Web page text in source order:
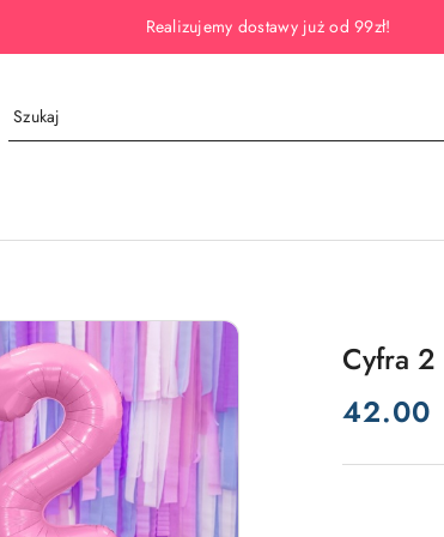
Realizujemy dostawy już od 99zł!
Cyfra
cena:
42.00